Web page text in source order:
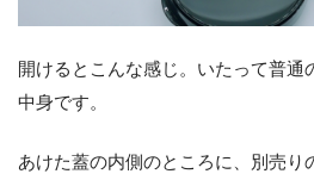
開けるとこんな感じ。いたって普通
中身です。
あけた蓋の内側のところに、別売り